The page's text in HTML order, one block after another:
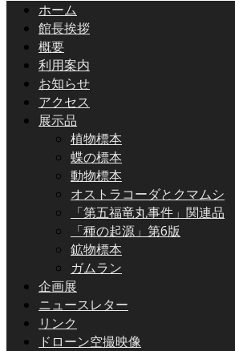
ホーム
館長挨拶
概要
利用案内
お知らせ
アクセス
展示品
植物標本
蝶の標本
動物標本
オストラコーダとクマムシ
「第五福竜丸事件」関連品
「種の起源」第6版
鉱物標本
ガムラン
企画展
ニュースレター
リンク
ドローン空撮映像